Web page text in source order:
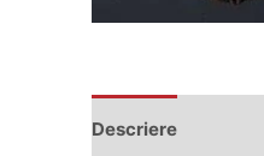
Descriere